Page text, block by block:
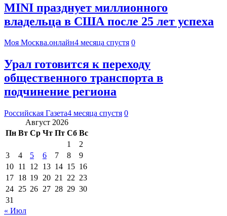
MINI празднует миллионного
владельца в США после 25 лет успеха
Моя Москва.онлайн4 месяца спустя 0
Урал готовится к переходу
общественного транспорта в
подчинение региона
Российская Газета4 месяца спустя 0
Август 2026
Пн Вт Ср Чт Пт Сб Вс
1
2
3
4 5 6 7 8
9
10 11 12 13 14 15 16
17 18 19 20 21 22 23
24 25 26 27 28 29 30
31
« Июл